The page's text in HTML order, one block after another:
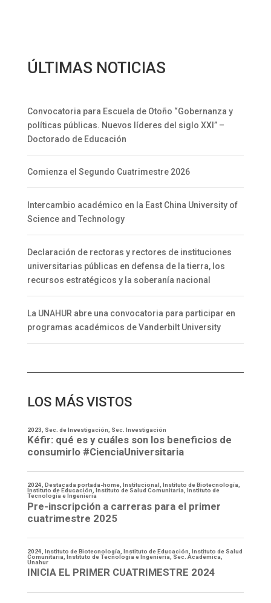
ÚLTIMAS NOTICIAS
Convocatoria para Escuela de Otoño “Gobernanza y
políticas públicas. Nuevos líderes del siglo XXI” –
Doctorado de Educación
Comienza el Segundo Cuatrimestre 2026
Intercambio académico en la East China University of
Science and Technology
Declaración de rectoras y rectores de instituciones
universitarias públicas en defensa de la tierra, los
recursos estratégicos y la soberanía nacional
La UNAHUR abre una convocatoria para participar en
programas académicos de Vanderbilt University
LOS MÁS VISTOS